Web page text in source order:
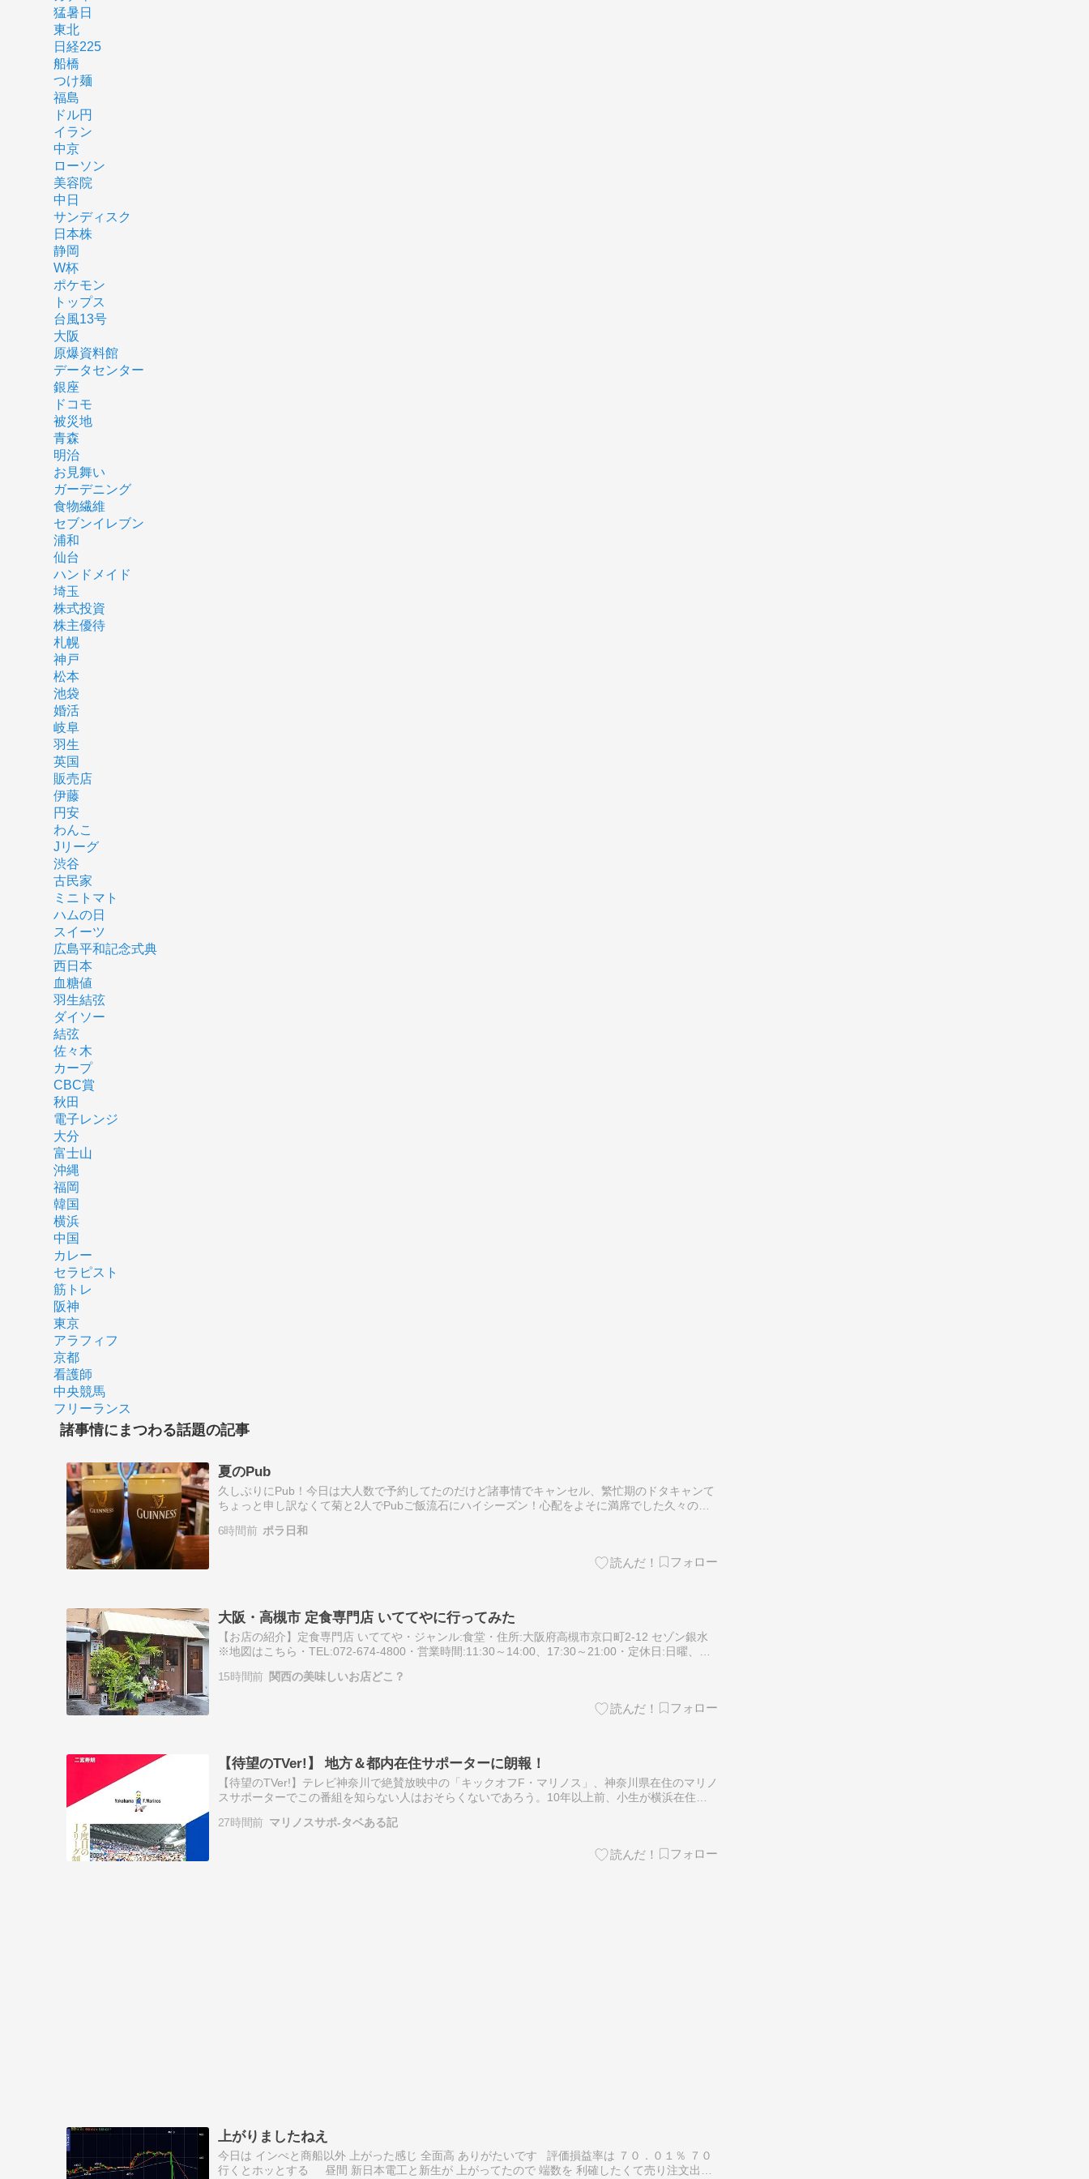
猛暑日
東北
日経225
船橋
つけ麺
福島
ドル円
イラン
中京
ローソン
美容院
中日
サンディスク
日本株
静岡
W杯
ポケモン
トップス
台風13号
大阪
原爆資料館
データセンター
銀座
ドコモ
被災地
青森
明治
お見舞い
ガーデニング
食物繊維
セブンイレブン
浦和
仙台
ハンドメイド
埼玉
株式投資
株主優待
札幌
神戸
松本
池袋
婚活
岐阜
羽生
英国
販売店
伊藤
円安
わんこ
Jリーグ
渋谷
古民家
ミニトマト
ハムの日
スイーツ
広島平和記念式典
西日本
血糖値
羽生結弦
ダイソー
結弦
佐々木
カープ
CBC賞
秋田
電子レンジ
大分
富士山
沖縄
福岡
韓国
横浜
中国
カレー
セラピスト
筋トレ
阪神
東京
アラフィフ
京都
看護師
中央競馬
フリーランス
諸事情にまつわる話題の記事
夏のPub
久しぶりにPub！今日は大人数で予約してたのだけど諸事情でキャンセル、繁忙期のドタキャンて
ちょっと申し訳なくて菊と2人でPubご飯流石にハイシーズン！心配をよそに満席でした久々の
は…
6時間前 ポラ日和
大阪・高槻市 定食専門店 いててやに行ってみた
【お店の紹介】定食専門店 いててや・ジャンル:食堂・住所:大阪府高槻市京口町2-12 セゾン銀水
※地図はこちら・TEL:072-674-4800・営業時間:11:30～14:00、17:30～21:00・定休日:日曜、祝
15時間前 関西の美味しいお店どこ？
【待望のTVer!】 地方＆都内在住サポーターに朗報！
【待望のTVer!】テレビ神奈川で絶賛放映中の「キックオフF・マリノス」、神奈川県在住のマリノ
スサポーターでこの番組を知らない人はおそらくないであろう。10年以上前、小生が横浜在住だ
部であっ…
27時間前 マリノスサポ-タベある記
上がりましたねえ
今日は インぺと商船以外 上がった感じ 全面高 ありがたいです 評価損益率は ７０．０１％ ７０
行くとホッとする 昼間 新日本電工と新生が 上がってたので 端数を 利確したくて売り注文出し